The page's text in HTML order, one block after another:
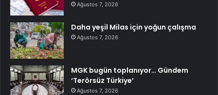
Ağustos 7, 2026
Daha yeşil Milas için yoğun çalışma
Ağustos 7, 2026
MGK bugün toplanıyor… Gündem
‘Terörsüz Türkiye’
Ağustos 7, 2026